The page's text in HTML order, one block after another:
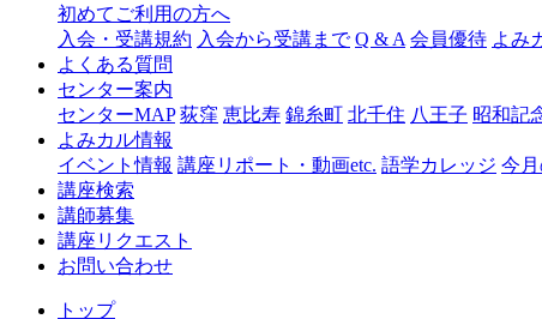
ャ
柏
初めてご利用の方へ
入会・受講規約 入会から受講まで Q & A 会員優待 よみ
よくある質問
センター案内
センターMAP 荻窪 恵比寿 錦糸町 北千住 八王子 昭和記
よみカル情報
イベント情報 講座リポート・動画etc. 語学カレッジ 今
講座検索
講師募集
講座リクエスト
お問い合わせ
トップ